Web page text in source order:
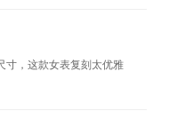
寸，这款女表复刻太优雅